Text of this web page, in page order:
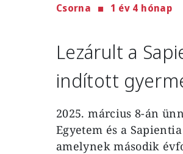
Csorna 1 év 4 hónap
Lezárult a
indított
2025. március 8-án
Egyetem és a
amelynek második